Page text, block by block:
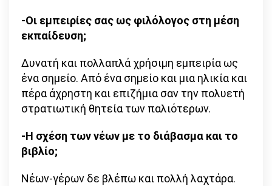
-Οι εμπειρίες σας ως φιλόλογος στη μέση
εκπαίδευση;
Δυνατή και πολλαπλά χρήσιμη εμπειρία ως
ένα σημείο. Από ένα σημείο και μια ηλικία και
πέρα άχρηστη και επιζήμια σαν την πολυετή
στρατιωτική θητεία των παλιότερων.
-Η σχέση των νέων με το διάβασμα και το
βιβλίο;
Νέων-γέρων δε βλέπω και πολλή λαχτάρα.